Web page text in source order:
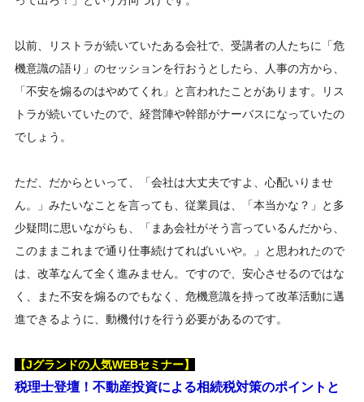
以前、リストラが続いていたある会社で、受講者の人たちに「危
機意識の語り」のセッションを行おうとしたら、人事の方から、
「不安を煽るのはやめてくれ」と言われたことがあります。リス
トラが続いていたので、経営陣や幹部がナーバスになっていたの
でしょう。
ただ、だからといって、「会社は大丈夫ですよ、心配いりませ
ん。」みたいなことを言っても、従業員は、「本当かな？」と多
少疑問に思いながらも、「まあ会社がそう言っているんだから、
このままこれまで通り仕事続けてればいいや。」と思われたので
は、改革なんて全く進みません。ですので、安心させるのではな
く、また不安を煽るのでもなく、危機意識を持って改革活動に邁
進できるように、動機付けを行う必要があるのです。
【Jグランドの人気WEBセミナー】
税理士登壇！不動産投資による相続税対策のポイントと